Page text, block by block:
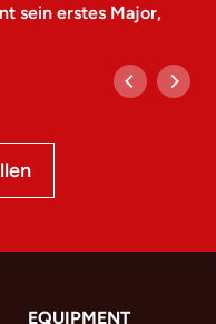
sein erstes Major,
EQUIPMENT